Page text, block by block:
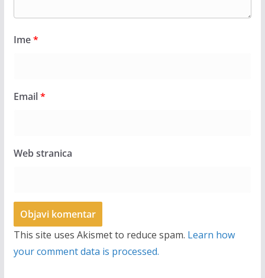
Ime*
Email*
Web stranica
This site uses Akismet to reduce spam. Learn how
your comment data is processed.